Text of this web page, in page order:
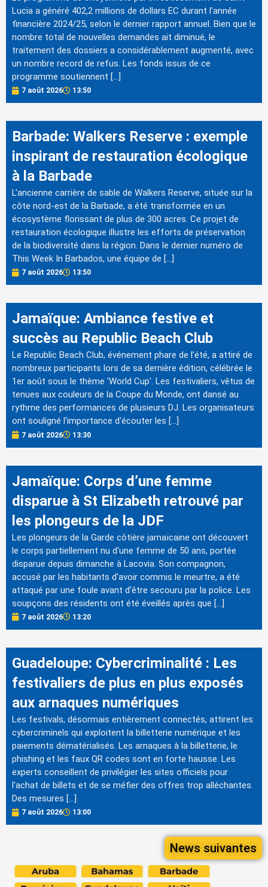
Lucia a généré 402,2 millions de dollars EC durant l'année
financière 2024/25, selon le dernier rapport annuel. Bien que le
nombre total de nouvelles demandes ait diminué, le
traitement des dossiers a considérablement augmenté, avec
un nombre record de refus. Les fonds issus de ce
programme soutiennent […]
7 août 2026 13:50
Barbade: Walkers Reserve : exemple
inspirant de restauration écologique
à la Barbade
L'ancienne carrière de sable de Walkers Reserve, située sur la
côte nord-est de la Barbade, a été transformée en un
écosystème florissant de plus de 300 acres. Ce projet de
restauration écologique illustre les efforts de préservation
de la biodiversité dans la région. Dans le dernier numéro de
This Week In Barbados, une équipe de […]
7 août 2026 13:50
Jamaïque: Ambiance festive et
succès au Republic Beach Club
Le Republic Beach Club, événement phare de l'été, a attiré de
nombreux participants lors de sa dernière édition, célébrée le
1er août sous le thème 'World Cup'. Les festivaliers, vêtus de
tenues aux couleurs de la Coupe du Monde, ont dansé au
rythme des performances de plusieurs DJ. Les organisateurs
ont souligné l'importance d'écouter les […]
7 août 2026 13:30
Jamaïque: Corps d’une femme
disparue à St Elizabeth retrouvé par
les plongeurs de la JDF
Les plongeurs de la Garde côtière jamaïcaine ont découvert
le corps partiellement nu d'une femme de 50 ans, portée
disparue depuis dimanche à Lacovia. Son compagnon,
accusé par les habitants d'avoir commis le meurtre, a été
attaqué par une foule avant d'être secouru par la police. Les
soupçons des résidents ont été éveillés après que […]
7 août 2026 13:20
Guadeloupe: Cybercriminalité : Les
festivaliers de plus en plus exposés
aux arnaques numériques
Les festivals, désormais entièrement connectés, attirent les
cybercriminels qui exploitent la billetterie numérique et les
paiements dématérialisés. Les arnaques à la billetterie, le
phishing et les faux QR codes sont en forte hausse. Les
experts conseillent de privilégier les sites officiels pour
l'achat de billets et de se méfier des offres trop alléchantes.
Des mesures […]
7 août 2026 13:00
News suivantes